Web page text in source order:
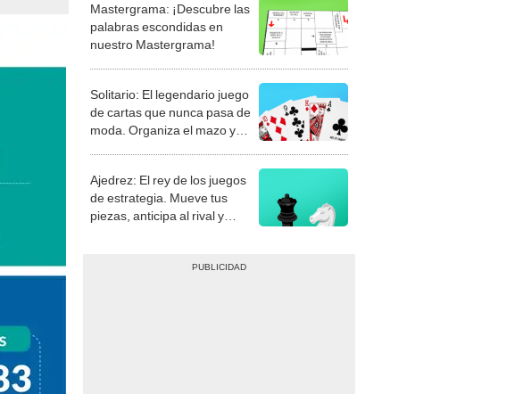
Mastergrama: ¡Descubre las
palabras escondidas en
nuestro Mastergrama!
Solitario: El legendario juego
de cartas que nunca pasa de
moda. Organiza el mazo y
Ajedrez: El rey de los juegos
de estrategia. Mueve tus
piezas, anticipa al rival y